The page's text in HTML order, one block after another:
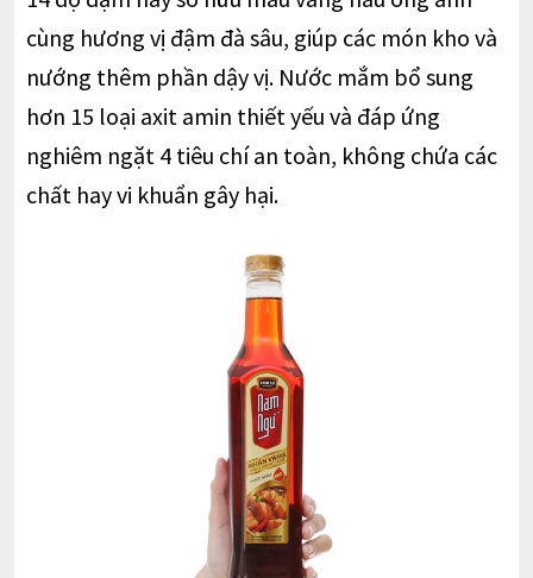
cùng hương vị đậm đà sâu, giúp các món kho và
nướng thêm phần dậy vị. Nước mắm bổ sung
hơn 15 loại axit amin thiết yếu và đáp ứng
nghiêm ngặt 4 tiêu chí an toàn, không chứa các
chất hay vi khuẩn gây hại.